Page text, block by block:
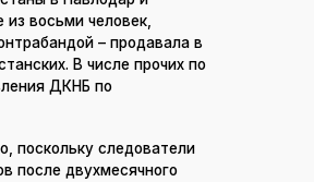
из восьми человек,
– продавала в
В числе прочих по
ДКНБ по
поскольку следователи
после двухмесячного